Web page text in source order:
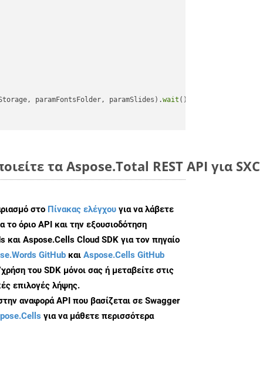
paramFontsFolder, paramSlides).wait ();
τα Aspose.Total REST API για
στο Πίνακας ελέγχου για να λάβετε
το όριο API και την εξουσιοδότηση
Aspose.Cells Cloud SDK για τον πηγαίο
GitHub και Aspose.Cells GitHub
του SDK μόνοι σας ή μεταβείτε στις
επιλογές λήψης.
αναφορά API που βασίζεται σε Swagger
για να μάθετε περισσότερα